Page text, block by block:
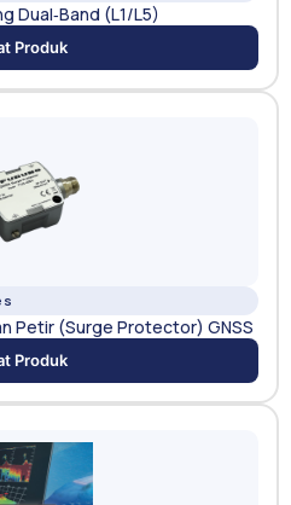
Dual‑Band (L1/L5)
Produk
Petir (Surge Protector) GNSS
Produk